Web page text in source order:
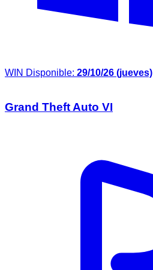
WIN Disponible: 29/10/26 (jueves)
Grand Theft Auto VI